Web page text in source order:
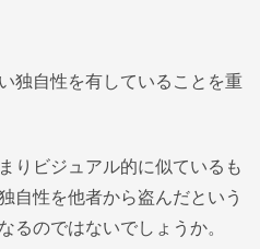
独自性を有していることを重
りビジュアル的に似ているも
自性を他者から盗んだという
るのではないでしょうか。